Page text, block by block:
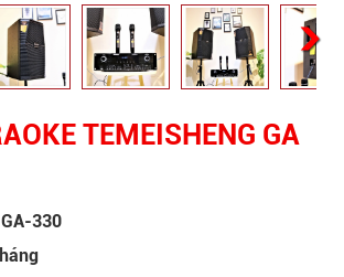
TEMEISHENG GA
330